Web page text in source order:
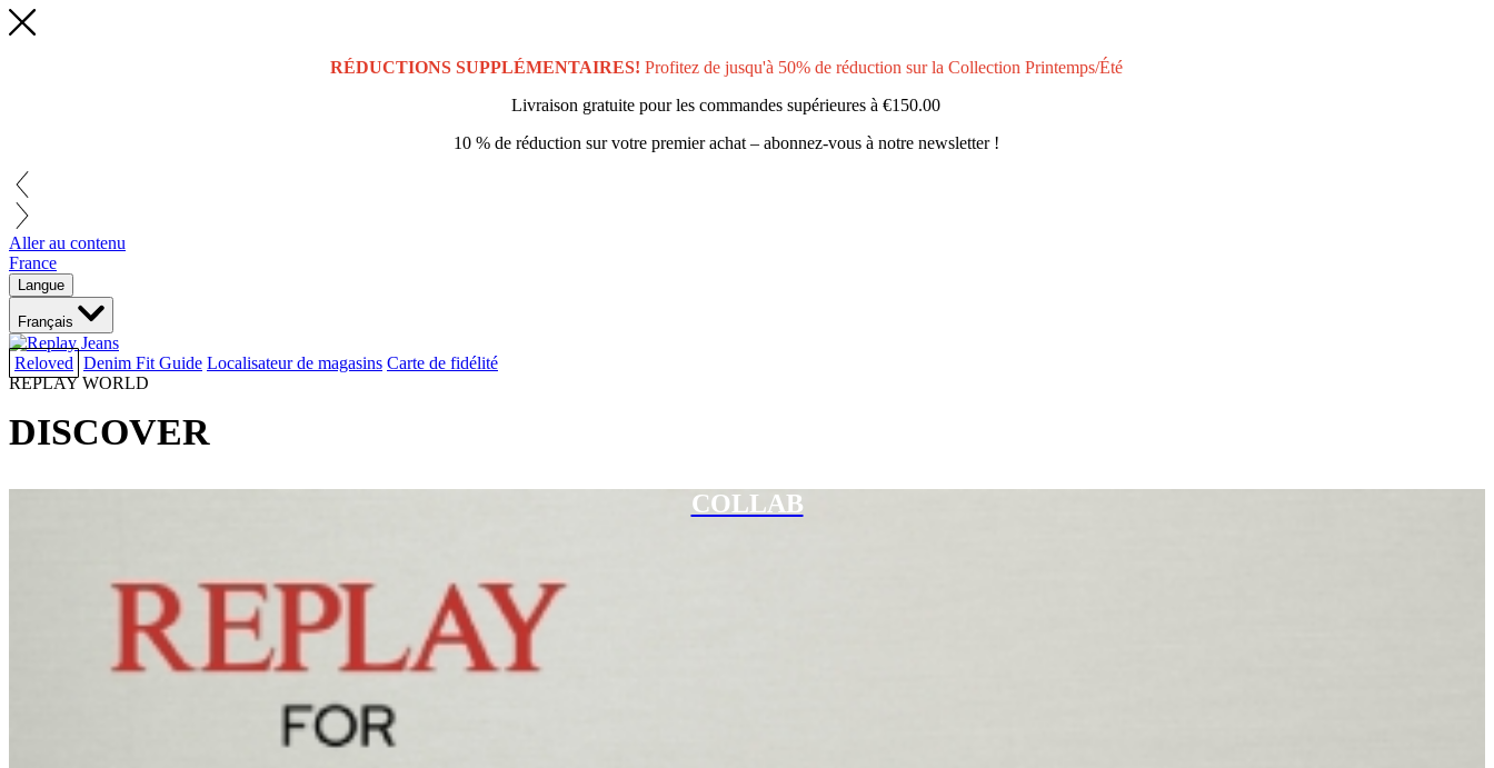
RÉDUCTIONS SUPPLÉMENTAIRES! Profitez de jusqu'à 50% de réduction sur la Collection Printemps/Été
Livraison gratuite pour les commandes supérieures à €150.00
10 % de réduction sur votre premier achat – abonnez-vous à notre newsletter !
Aller au contenu
France
Langue
Français
Reloved Denim Fit Guide Localisateur de magasins Carte de fidélité
REPLAY WORLD
DISCOVER
COLLAB